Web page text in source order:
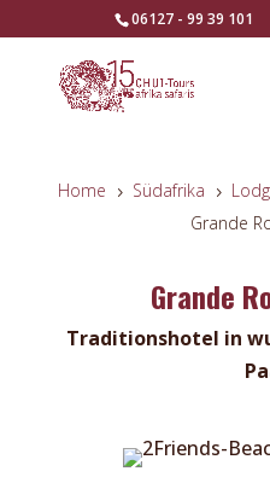
06127 - 99 39 101
Home 5 Südafrika 5
Grande
Grande
Traditionshotel in